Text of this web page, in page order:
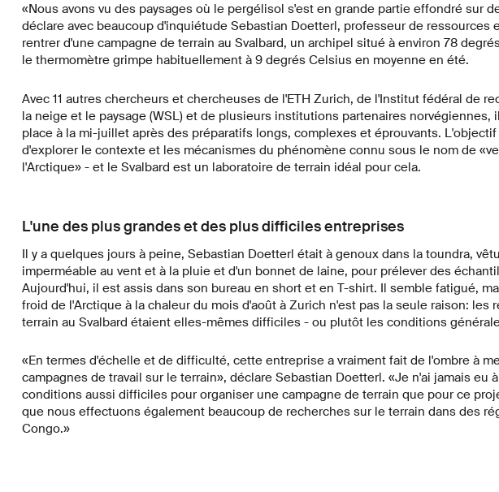
«Nous avons vu des paysages où le pergélisol s'est en grande partie effondré sur
déclare avec beaucoup d'inquiétude Sebastian Doetterl, professeur de ressources
rentrer d'une campagne de terrain au Svalbard, un archipel situé à environ 78
le thermomètre grimpe habituellement à 9 degrés Celsius en moyenne en été.
Avec 11 autres chercheurs et chercheuses de l'ETH Zurich, de l'Institut fédéral de
la neige et le paysage (WSL) et de plusieurs institutions partenaires norvégiennes,
place à la mi-juillet après des préparatifs longs, complexes et éprouvants.
d'explorer le contexte et les mécanismes du phénomène connu sous le nom de
l'Arctique» - et le Svalbard est un laboratoire de terrain idéal pour cela.
L'une des plus grandes et des plus difficiles entreprises
Il y a quelques jours à peine, Sebastian Doetterl était à genoux dans la toundra,
imperméable au vent et à la pluie et d'un bonnet de laine, pour prélever des
Aujourd'hui, il est assis dans son bureau en short et en T-shirt. Il semble fatigué,
froid de l'Arctique à la chaleur du mois d'août à Zurich n'est pas la seule raison: les
terrain au Svalbard étaient elles-mêmes difficiles - ou plutôt les conditions
«En termes d'échelle et de difficulté, cette entreprise a vraiment fait de l'ombre à
campagnes de travail sur le terrain», déclare Sebastian Doetterl. «Je n'ai jamais eu
conditions aussi difficiles pour organiser une campagne de terrain que pour ce
que nous effectuons également beaucoup de recherches sur le terrain dans des
Congo.»